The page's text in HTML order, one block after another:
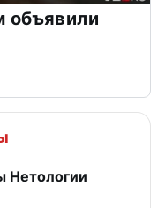
объявили
Нетологии